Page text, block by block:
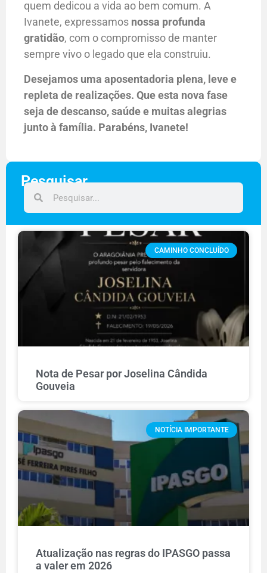
quem dedicou a vida ao bem comum. A
Ivanete, expressamos nossa profunda
gratidão, com o compromisso de manter
sempre vivo o legado que ela construiu.
Desejamos uma aposentadoria plena, leve e
repleta de realizações. Que esta nova fase
seja de descanso, saúde e muitas alegrias
junto à família. Parabéns, Ivanete!
Pesquisar
CAMINHO CONCLUÍDO
Nota de Pesar por Joselina Cândida
Gouveia
NOTÍCIA IMPORTANTE
Atualização nas regras do IPASGO passa
a valer em 2026